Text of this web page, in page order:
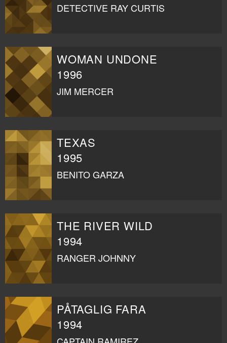
DETECTIVE RAY CURTIS
WOMAN UNDONE
1996
JIM MERCER
TEXAS
1995
BENITO GARZA
THE RIVER WILD
1994
RANGER JOHNNY
PÅTAGLIG FARA
1994